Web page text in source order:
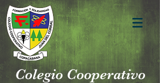
Colegio Cooperativo